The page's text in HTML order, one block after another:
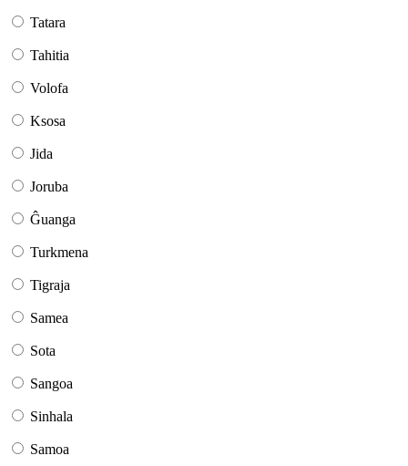
Tatara
Tahitia
Volofa
Ksosa
Jida
Joruba
Ĝuanga
Turkmena
Tigraja
Samea
Sota
Sangoa
Sinhala
Samoa